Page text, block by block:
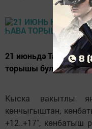
21 июньдә
торышы булачак.
Кыска вакытлы
көнчыгыштан,
+12..+17˚, көнбатыш